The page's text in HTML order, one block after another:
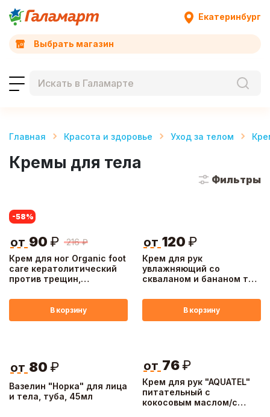
Екатеринбург
Выбрать магазин
Главная Красота и здоровье Уход за телом
Кремы для тела
Фильтры
Крем для ног Organic foot
care кератолитический
против трещин,
кожи, 250мл
-58%
216 ₽
от 90 ₽
В корзину
Крем для рук
увлажняющий со
скваланом и бананом тм
от 120 ₽
В корзину
Вазелин "Норка" для лица
и тела, туба, 45мл
от 80 ₽
Крем для рук "AQUATEL"
питательный с
кокосовым маслом/с
от 76₽